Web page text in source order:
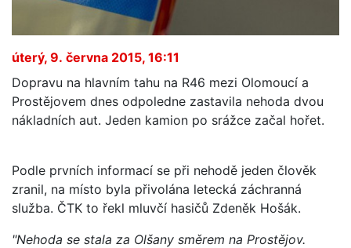
úterý, 9. června 2015, 16:11
Dopravu na hlavním tahu na R46 mezi Olomoucí a
Prostějovem dnes odpoledne zastavila nehoda dvou
nákladních aut. Jeden kamion po srážce začal hořet.
Podle prvních informací se při nehodě jeden člověk
zranil, na místo byla přivolána letecká záchranná
služba. ČTK to řekl mluvčí hasičů Zdeněk Hošák.
"Nehoda se stala za Olšany směrem na Prostějov.